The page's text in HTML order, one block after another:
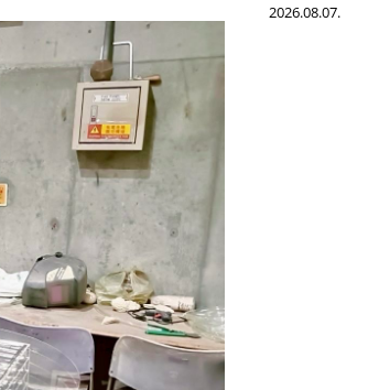
2026.08.07.